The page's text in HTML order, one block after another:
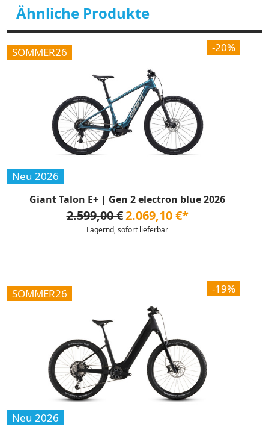
Ähnliche Produkte
-20%
SOMMER26
Neu 2026
Giant Talon E+ | Gen 2 electron blue 2026
2.599,00 €2.069,10 €*
Lagernd, sofort lieferbar
-19%
SOMMER26
Neu 2026